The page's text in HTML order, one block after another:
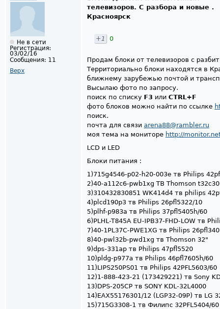
Не в сети
Регистрация:
03/02/16
Сообщения: 11
Верх
телевизоров. С разбора и новые .
Красноярск
+1 0
Продам блоки от телевизоров с
Территориально блоки находятся в
ближнему зарубежью почтой и
Высылаю фото по запросу.
поиск по списку F3 или CTRL+F
фото блоков можно найти по ссылке
поиск.
почта для связи arena88@rambler.ru
моя тема на мониторе http://
LCD и LED
Блоки питания :
1)715g4546-p02-h20-003e тв Philips
2)40-a112c6-pwb1xg ТВ Thomson
3)310432830851 WK414d4 тв philips
4)plcd190p3 тв Philips 26pfl5322/10
5)plhf-p983a тв Philips 37pfl5405h/60
6)PLHL-T845A EU-IPB37-FHD-LOW тв
7)40-1PL37C-PWE1XG тв Philips
8)40-pwl32b-pwd1xg тв Thomson 32"
9)dps-331ap тв Philips 47pfl5520
10)pldg-p977a тв Philips 46pfl7605h/60
11)LIPS250PS01 тв Philips 42PFL5603/60
12)1-888-423-21 (173429221) тв Sony
13)DPS-205CP тв SONY KDL-32L4000
14)EAX55176301/12 (LGP32-09P) тв LG
15)715G3308-1 тв Филипс 32PFL5404/60